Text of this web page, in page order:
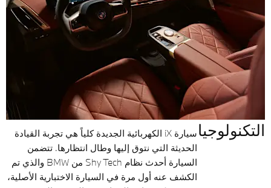
التكنولوجيا
سيارة iX الكهربائية الجديدة كلياً هي تجربة القيادة
الحديثة التي نتوق إليها وطال انتظارها. تتضمن
السيارة أحدث نظام Shy Tech من BMW والذي تم
الكشف عنه أول مرة في السيارة الاختبارية الأصلية،